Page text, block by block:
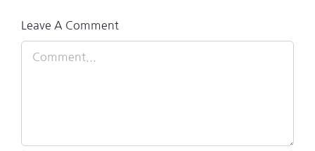
Leave A Comment